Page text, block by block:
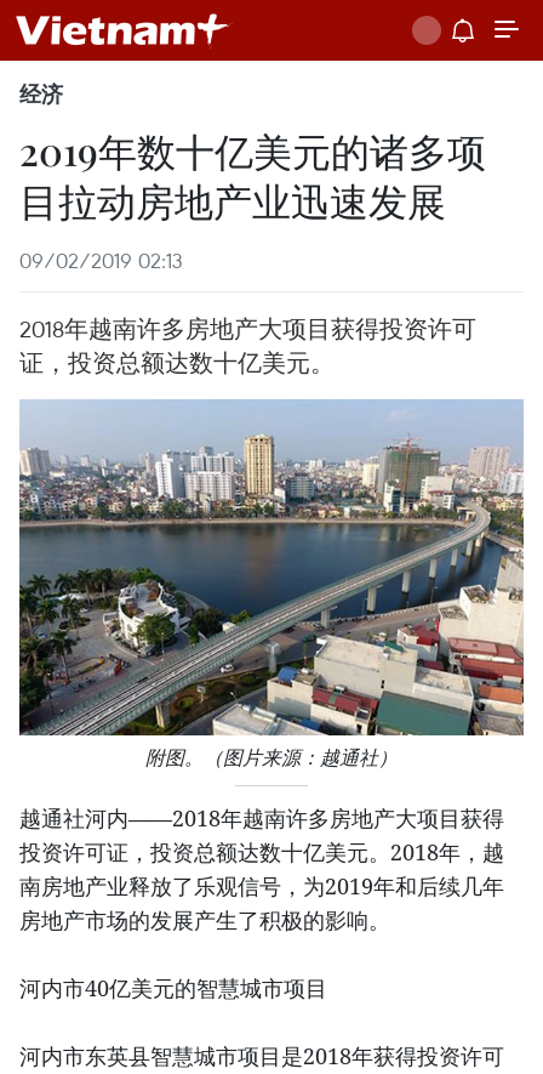
经济
2019年数十亿美元的诸多项
目拉动房地产业迅速发展
09/02/2019 02:13
2018年越南许多房地产大项目获得投资许可
证，投资总额达数十亿美元。
附图。（图片来源：越通社）
越通社河内——2018年越南许多房地产大项目获得
投资许可证，投资总额达数十亿美元。2018年，越
南房地产业释放了乐观信号，为2019年和后续几年
房地产市场的发展产生了积极的影响。
河内市40亿美元的智慧城市项目
河内市东英县智慧城市项目是2018年获得投资许可